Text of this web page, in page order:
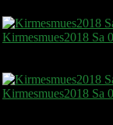
Kirmesmues2018 Sa
Kirmesmues2018 Sa